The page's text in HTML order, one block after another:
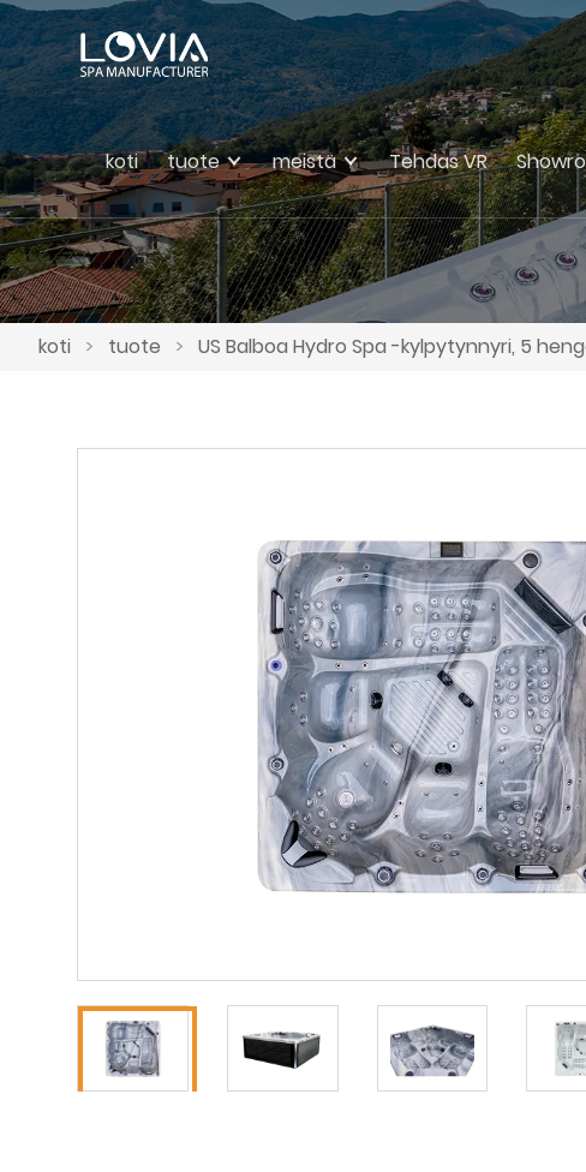
koti tuote meistä Tehdas VR
koti > tuote > US Balboa Hydro Spa -kylpytynnyri, 5